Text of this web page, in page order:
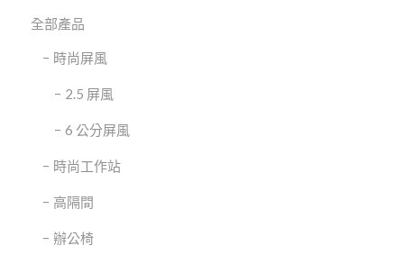
全部產品
時尚屏風
2.5 屏風
6 公分屏風
時尚工作站
高隔間
辦公椅